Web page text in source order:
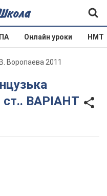
Онлайн уроки НМТ
Воропаева 2011
ст.. ВАРІАНТ